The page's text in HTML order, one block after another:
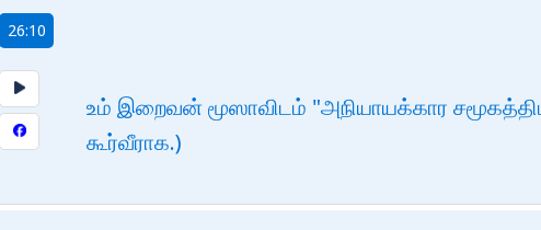
26:10
உம் இறைவன் மூஸாவிடம் "அநியாயக்கார
கூர்வீராக.)